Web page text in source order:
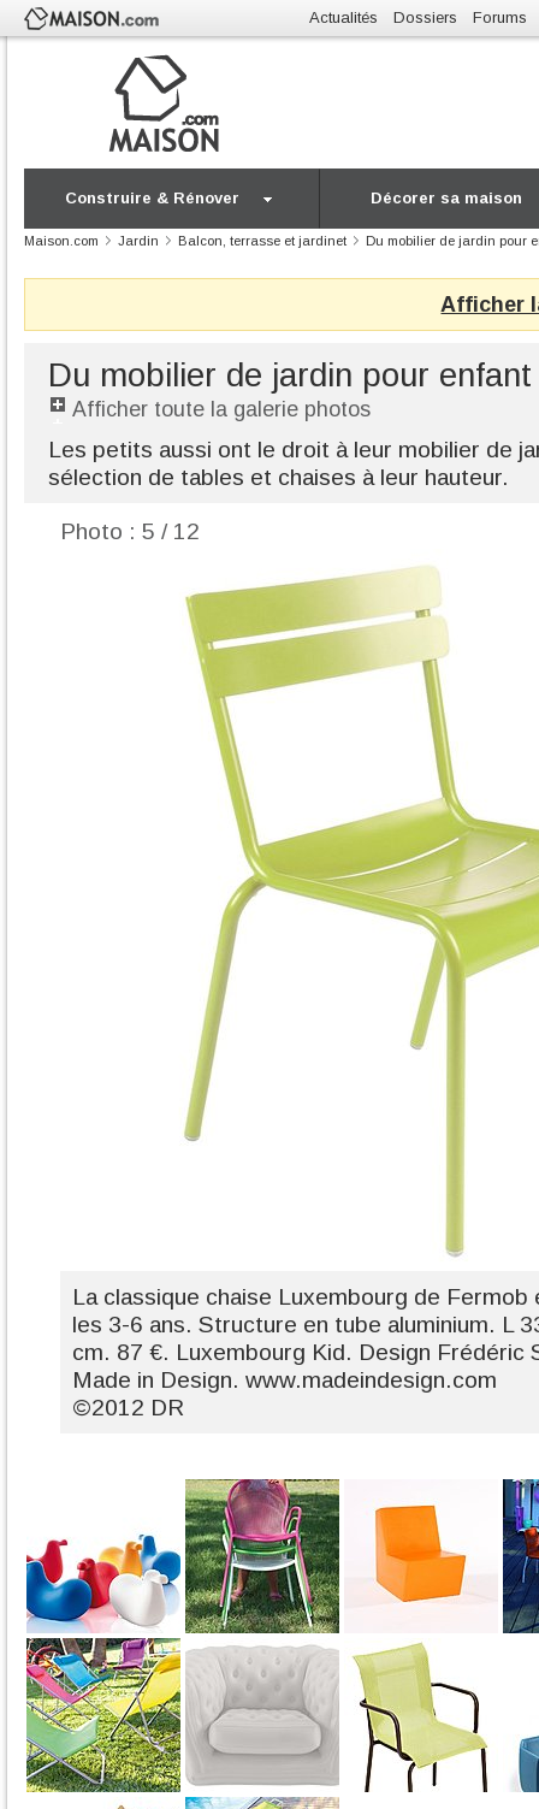
Actualités Dossiers Forums
Construire & Rénover Décorer sa maison
Maison.com Jardin Balcon, terrasse et jardinet Du mobilier de jardin pour
Afficher
Du mobilier de jardin pour enfant
Afficher toute la galerie photos
Les petits aussi ont le droit à leur mobilier de
sélection de tables et chaises à leur hauteur.
Photo : 5 / 12
La classique chaise Luxembourg de Fermob
les 3-6 ans. Structure en tube aluminium. L
cm. 87 €. Luxembourg Kid. Design Frédéric
Made in Design. www.madeindesign.com
©2012 DR